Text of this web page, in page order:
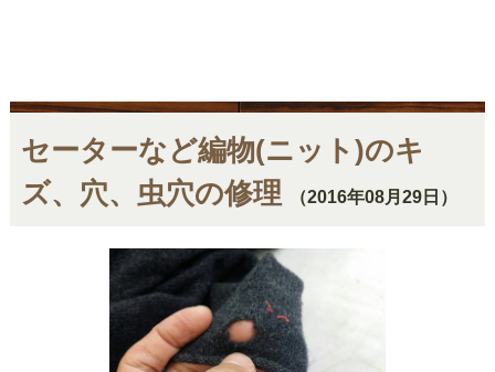
セーターなど編物(ニット)のキ
ズ、穴、虫穴の修理
（2016年08月29日）